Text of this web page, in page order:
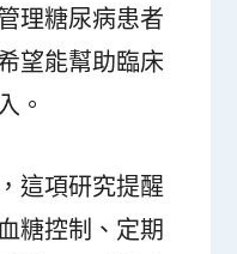
理糖尿病患者
望能幫助臨床
。
這項研究提醒
糖控制、定期